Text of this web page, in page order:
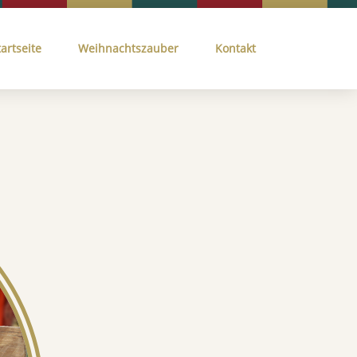
Weihnachtszauber Kontakt